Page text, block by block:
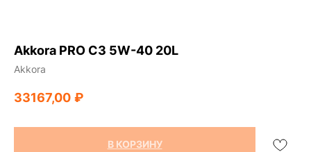
Akkora PRO C3 5W-40 20L
Akkora
33167,00 ₽
В КОРЗИНУ